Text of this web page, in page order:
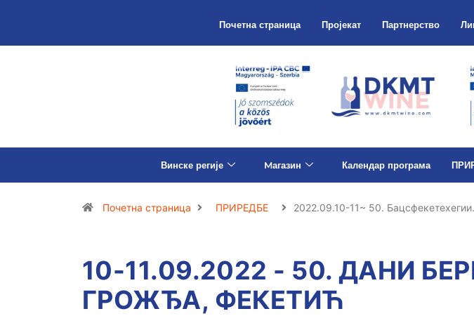
Почетна страница Пројекат Партнерство
Винске регије Mагазин Календар програма
Почетна страница ПРИРЕДБЕ 2022.09.10-11~ 50.
10-11.09.2022 - 50. ДАНИ
ГРОЖЂА, ФЕКЕТИЋ